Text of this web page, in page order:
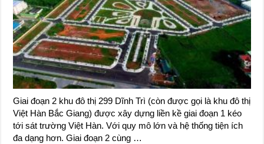
Giai đoạn 2 khu đô thị 299 Dĩnh Trì (còn được gọi là khu đô thị
Việt Hàn Bắc Giang) được xây dựng liền kề giai đoạn 1 kéo
tới sát trường Việt Hàn. Với quy mô lớn và hệ thống tiện ích
đa dạng hơn. Giai đoạn 2 cùng …